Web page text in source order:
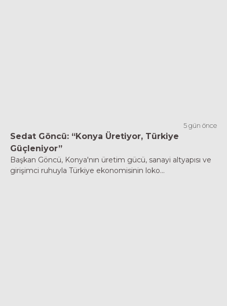
5 gün önce
Sedat Göncü: “Konya Üretiyor, Türkiye
Güçleniyor”
Başkan Göncü, Konya'nın üretim gücü, sanayi altyapısı ve
girişimci ruhuyla Türkiye ekonomisinin loko...